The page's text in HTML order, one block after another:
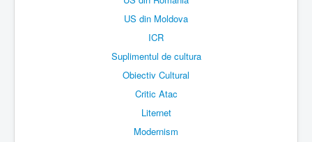
US din Moldova
ICR
Suplimentul de cultura
Obiectiv Cultural
Critic Atac
Liternet
Modernism